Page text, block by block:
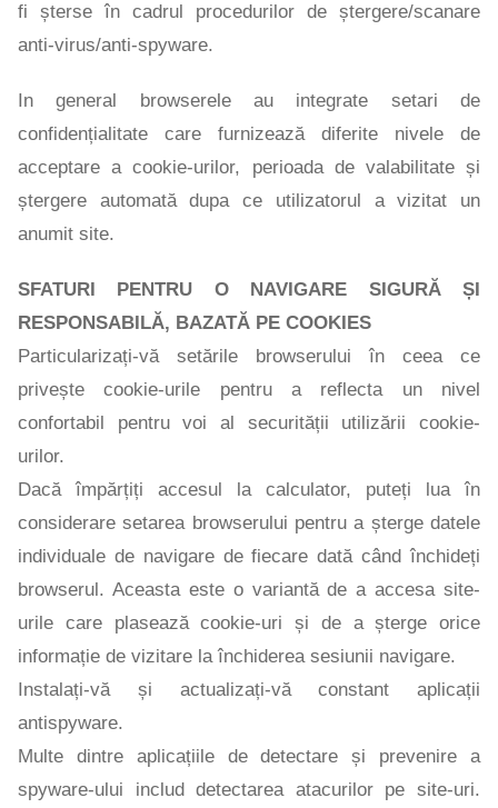
fi șterse în cadrul procedurilor de ștergere/scanare
anti-virus/anti-spyware.
In general browserele au integrate setari de
confidențialitate care furnizează diferite nivele de
acceptare a cookie-urilor, perioada de valabilitate și
ștergere automată dupa ce utilizatorul a vizitat un
anumit site.
SFATURI PENTRU O NAVIGARE SIGURĂ ȘI
RESPONSABILĂ, BAZATĂ PE COOKIES
Particularizați-vă setările browserului în ceea ce
privește cookie-urile pentru a reflecta un nivel
confortabil pentru voi al securității utilizării cookie-
urilor.
Dacă împărțiți accesul la calculator, puteți lua în
considerare setarea browserului pentru a șterge datele
individuale de navigare de fiecare dată când închideți
browserul. Aceasta este o variantă de a accesa site-
urile care plasează cookie-uri și de a șterge orice
informație de vizitare la închiderea sesiunii navigare.
Instalați-vă și actualizați-vă constant aplicații
antispyware.
Multe dintre aplicațiile de detectare și prevenire a
spyware-ului includ detectarea atacurilor pe site-uri.